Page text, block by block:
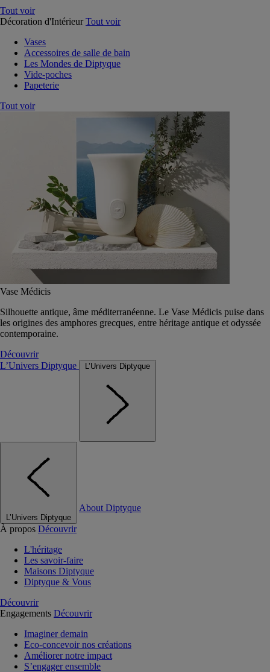
Tout voir
Décoration d'Intérieur Tout voir
Vases
Accessoires de salle de bain
Les Mondes de Diptyque
Vide-poches
Papeterie
Tout voir
Vase Médicis
Silhouette antique, âme méditerranéenne. Le Vase Médicis puise dans
les origines des amphores grecques, entre héritage antique et odyssée
contemporaine.
Découvrir
L’Univers Diptyque
L’Univers Diptyque
L’Univers Diptyque
About Diptyque
À propos Découvrir
L'héritage
Les savoir-faire
Maisons Diptyque
Diptyque & Vous
Découvrir
Engagements Découvrir
Imaginer demain
Eco-concevoir nos créations
Améliorer notre impact
S’engager ensemble